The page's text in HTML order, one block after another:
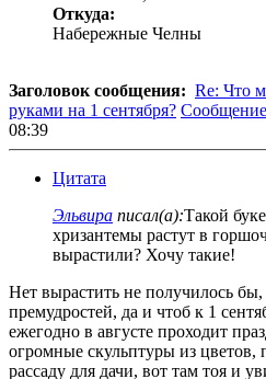
Откуда:
Набережные Челны
Заголовок сообщения: Re: Что
руками на 1 сентября? Сообщение
08:39
Цитата
Эльвира писал(а):Такой
хризантемы растут в
вырастили? Хочу такие!
Нет вырастить не получилось
премудростей, да и чтоб к 1
ежегодно в августе проходит
огромные скульптуры из
рассаду для дачи, вот там тоя и